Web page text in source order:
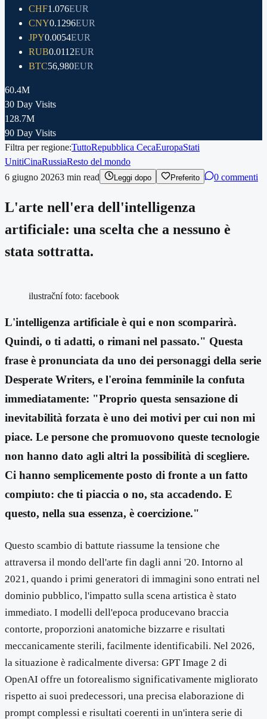
CHF1.076EUR
CNY0.1296EUR
JPY0.0054EUR
RUB0.0112EUR
BTC56,980EUR
60.4M
30 Day Visits
128.7M
90 Day Visits
Filtra per regione:TuttoRepubblica CecaEuropaStati
UnitiCinaRussiaResto del mondo
6 giugno 20263 min read Leggi dopo Preferito 0 commenti
L'arte nell'era dell'intelligenza
artificiale: una scelta che a nessuno è
stata sottratta.
ilustrační foto: facebook
L'intelligenza artificiale è qui e non scomparirà.
Quindi, o ti adatti, o rimani nel passato." Questa
frase è pronunciata da uno dei personaggi della serie
Desperate Writers, e l'eroina femminile la confuta
immediatamente: "Proprio questa sensazione di
inevitabilità forzata è uno dei motivi per cui non mi
piace. Le persone che promuovono queste tecnologie
non hanno dato agli altri la possibilità di scegliere.
Ci hanno semplicemente posto di fronte a un fatto
compiuto: che ti piaccia o no, sta accadendo. E
questo, nella sua essenza, è coercizione."
Questo scambio di battute riassume la tensione che
attraversa il mondo dell'arte fin dagli anni '20. Intorno al
2021, quando i primi generatori di immagini sono entrati nel
dominio pubblico, l'impatto sulla scena artistica è stato
immediato. I modelli dell'epoca producevano braccia
contorte, proporzioni anatomiche bizzarre e risultati
meccanicamente sterili, facilmente identificabili. Nel 2026,
la situazione è radicalmente diversa: GPT Image 2 di
OpenAI offre un fotorealismo significativamente migliorato
rispetto ai suoi predecessori, una precisa elaborazione di
prompt complessi e risultati coerenti in un'intera serie di